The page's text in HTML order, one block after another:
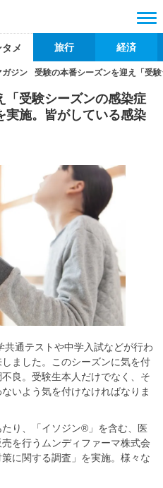
メ 旅行 経済
ガジン 受験の本番シーズンを迎え「受
「受験シーズンの感染症
実施。皆がしている感染
通テストや中学入試などが行わ
ました。このシーズンに気を付
良。受験生本人だけでなく、そ
いよう気を付けなければなりま
り、「イソジン®」を含む、医
を行うムンディファーマ株式会
に関する調査」を実施。様々な